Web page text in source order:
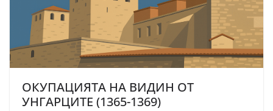
ОКУПАЦИЯТА НА ВИДИН ОТ
УНГАРЦИТЕ (1365-1369)